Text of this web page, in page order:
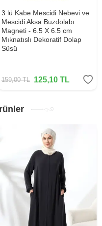
3 lü Kabe Mescidi Nebevi ve
Mescidi Aksa Buzdolabı
Magneti - 6.5 X 6.5 cm
Mıknatıslı Dekoratif Dolap
Süsü
159,00TL 125,10TL